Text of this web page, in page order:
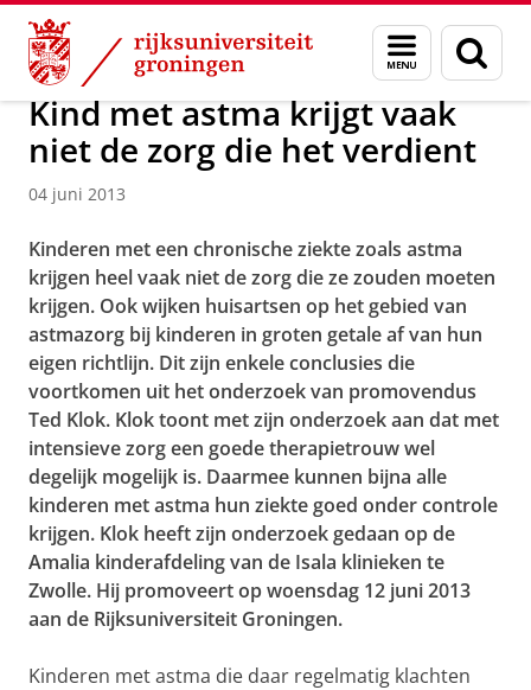
Skip
Content
Skip
Navigation
Menu
en
zoeken
Over ons Actueel Nieuws Nieuwsberichten
Kind met astma krijgt vaak
niet de zorg die het verdient
04 juni 2013
Kinderen met een chronische ziekte zoals astma
krijgen heel vaak niet de zorg die ze zouden moeten
krijgen. Ook wijken huisartsen op het gebied van
astmazorg bij kinderen in groten getale af van hun
eigen richtlijn. Dit zijn enkele conclusies die
voortkomen uit het onderzoek van promovendus
Ted Klok. Klok toont met zijn onderzoek aan dat met
intensieve zorg een goede therapietrouw wel
degelijk mogelijk is. Daarmee kunnen bijna alle
kinderen met astma hun ziekte goed onder controle
krijgen. Klok heeft zijn onderzoek gedaan op de
Amalia kinderafdeling van de Isala klinieken te
Zwolle. Hij promoveert op woensdag 12 juni 2013
aan de Rijksuniversiteit Groningen.
Kinderen met astma die daar regelmatig klachten